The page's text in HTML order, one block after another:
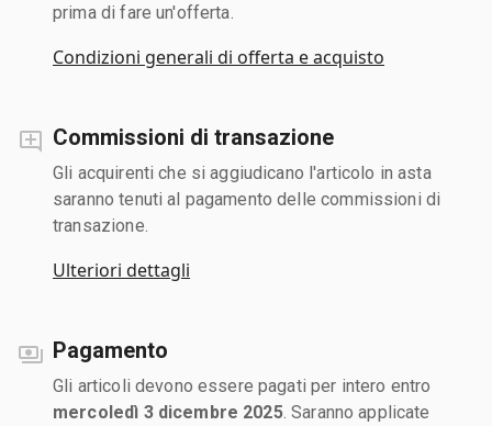
prima di fare un'offerta.
Condizioni generali di offerta e acquisto
Commissioni di transazione
Gli acquirenti che si aggiudicano l'articolo in asta
saranno tenuti al pagamento delle commissioni di
transazione.
Ulteriori dettagli
Pagamento
Gli articoli devono essere pagati per intero entro
mercoledì 3 dicembre 2025. Saranno applicate